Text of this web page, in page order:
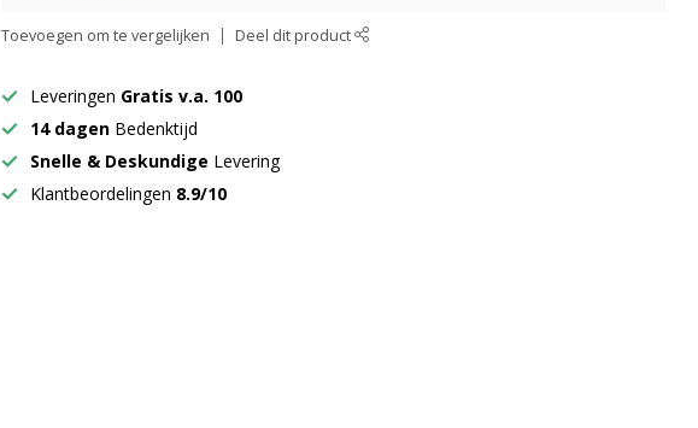
Toevoegen om te vergelijken Deel dit product
Leveringen Gratis v.a. 100
14 dagen Bedenktijd
Snelle & Deskundige Levering
Klantbeordelingen 8.9/10